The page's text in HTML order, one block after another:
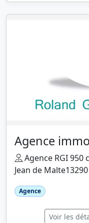
Agence
Agence RGI
Jean de
Agence
Voir les